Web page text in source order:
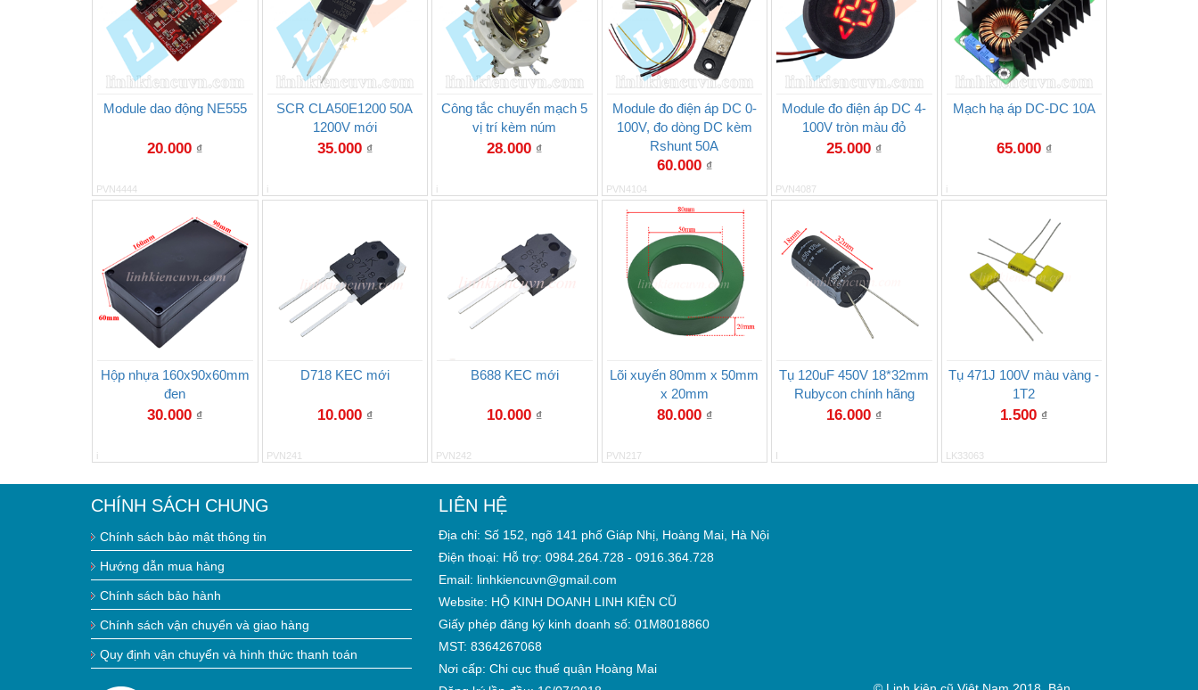
Module dao động NE555
20.000 ₫
PVN4444
SCR CLA50E1200 50A
1200V mới
35.000 ₫
i
Công tắc chuyển mạch 5
vị trí kèm núm
28.000 ₫
i
Module đo điện áp DC 0-
100V, đo dòng DC kèm
Rshunt 50A
60.000 ₫
PVN4104
Module đo điện áp DC 4-
100V tròn màu đỏ
25.000 ₫
PVN4087
Mạch hạ áp DC-DC 10A
65.000 ₫
i
Hộp nhựa 160x90x60mm
đen
30.000 ₫
i
D718 KEC mới
10.000 ₫
PVN241
B688 KEC mới
10.000 ₫
PVN242
Lõi xuyến 80mm x 50mm
x 20mm
80.000 ₫
PVN217
Tụ 120uF 450V 18*32mm
Rubycon chính hãng
16.000 ₫
I
Tụ 471J 100V màu vàng -
1T2
1.500 ₫
LK33063
CHÍNH SÁCH CHUNG
Chính sách bảo mật thông tin
Hướng dẫn mua hàng
Chính sách bảo hành
Chính sách vận chuyển và giao hàng
Quy định vận chuyển và hình thức thanh toán
LIÊN HỆ
Địa chỉ: Số 152, ngõ 141 phố Giáp Nhị, Hoàng Mai, Hà Nội
Điện thoại: Hỗ trợ: 0984.264.728 - 0916.364.728
Email: linhkiencuvn@gmail.com
Website: HỘ KINH DOANH LINH KIỆN CŨ
Giấy phép đăng ký kinh doanh số: 01M8018860
MST: 8364267068
Nơi cấp: Chi cục thuế quận Hoàng Mai